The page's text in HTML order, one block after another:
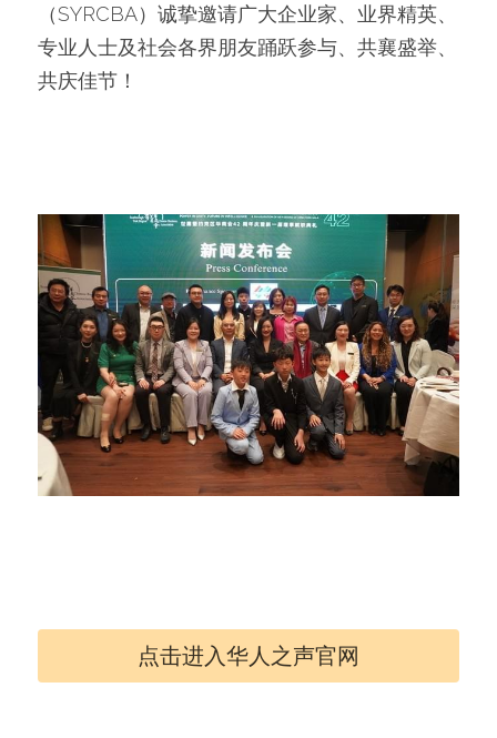
（SYRCBA）诚挚邀请广大企业家、业界精英、
专业人士及社会各界朋友踊跃参与、共襄盛举、
共庆佳节！
点击进入华人之声官网